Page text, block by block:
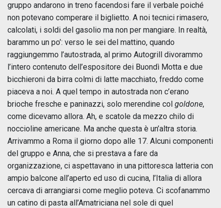
gruppo andarono in treno facendosi fare il verbale poiché
non potevano comperare il biglietto. A noi tecnici rimasero,
calcolati, i soldi del gasolio ma non per mangiare. In realtà,
barammo un po’: verso le sei del mattino, quando
raggiungemmo l’autostrada, al primo Autogrill divorammo
l’intero contenuto dell’espositore dei Buondì Motta e due
bicchieroni da birra colmi di latte macchiato, freddo come
piaceva a noi. A quel tempo in autostrada non c’erano
brioche fresche e paninazzi, solo merendine col goldone,
come dicevamo allora. Ah, e scatole da mezzo chilo di
noccioline americane. Ma anche questa è un’altra storia.
Arrivammo a Roma il giorno dopo alle 17. Alcuni componenti
del gruppo e Anna, che si prestava a fare da
organizzazione, ci aspettavano in una pittoresca latteria con
ampio balcone all’aperto ed uso di cucina, l’Italia di allora
cercava di arrangiarsi come meglio poteva. Ci scofanammo
un catino di pasta all’Amatriciana nel sole di quel